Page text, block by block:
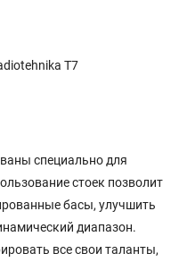
T7
специально для
стоек позволит
басы, улучшить
диапазон.
все свои таланты,